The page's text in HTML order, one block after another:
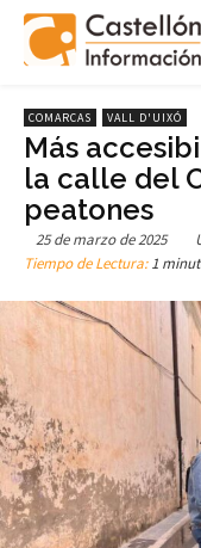
COMARCAS VALL D'UIXÓ
Más
la calle del
peatones
25 de marzo de 2025
Tiempo de Lectura:1